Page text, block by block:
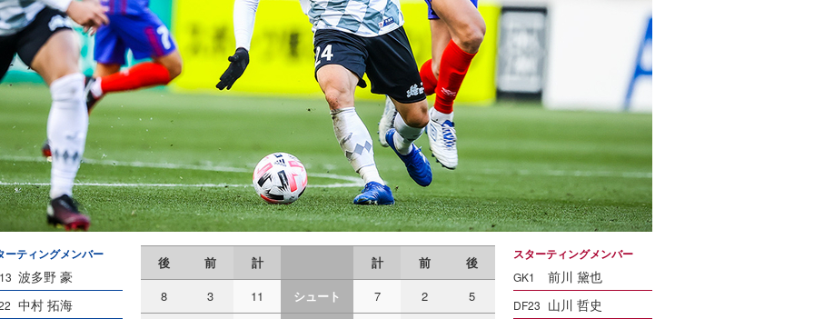
ーティングメンバー
波多野 豪
中村 拓海
スターティングメンバー
GK1 前川 黛也
DF23 山川 哲史
後 前 計 計 前
後
8
3 11 シュート 7 2
5